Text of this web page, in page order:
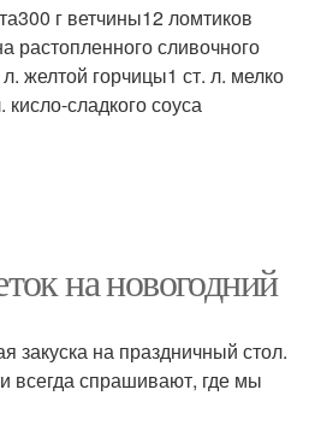
г ветчины12 ломтиков
растопленного сливочного
желтой горчицы1 ст. л. мелко
кисло-сладкого соуса
на новогодний
закуска на праздничный стол.
всегда спрашивают, где мы